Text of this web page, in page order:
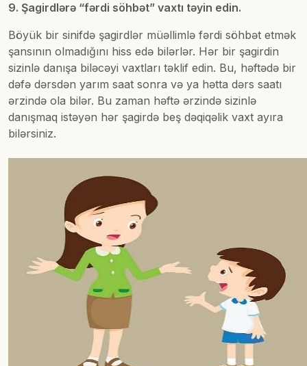
9. Şagirdlərə “fərdi söhbət” vaxtı təyin edin.
Böyük bir sinifdə şagirdlər müəllimlə fərdi söhbət etmək
şansının olmadığını hiss edə bilərlər. Hər bir şagirdin
sizinlə danışa biləcəyi vaxtları təklif edin. Bu, həftədə bir
dəfə dərsdən yarım saat sonra və ya hətta dərs saatı
ərzində ola bilər. Bu zaman həftə ərzində sizinlə
danışmaq istəyən hər şagirdə beş dəqiqəlik vaxt ayıra
bilərsiniz.